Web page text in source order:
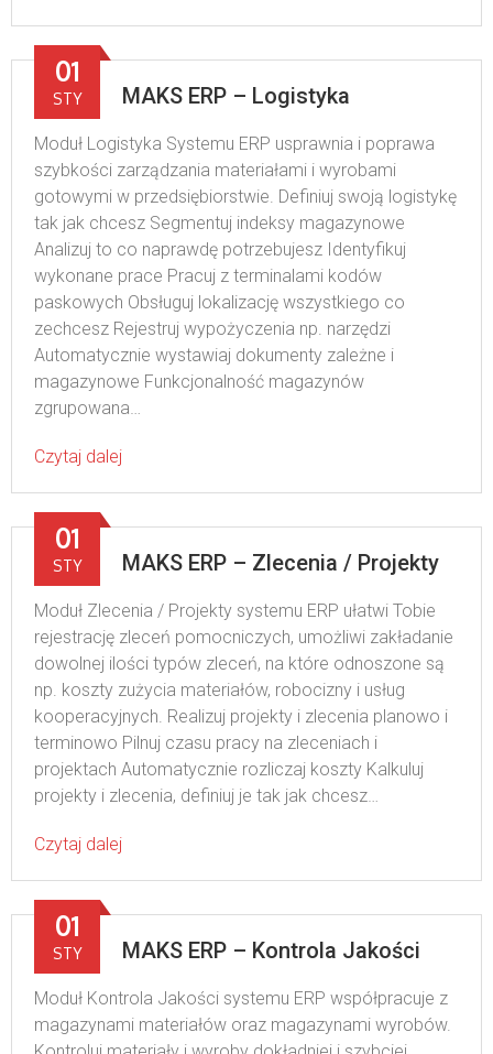
MAKS ERP – Logistyka
01
STY
Moduł Logistyka Systemu ERP usprawnia i poprawa
szybkości zarządzania materiałami i wyrobami
gotowymi w przedsiębiorstwie. Definiuj swoją logistykę
tak jak chcesz Segmentuj indeksy magazynowe
Analizuj to co naprawdę potrzebujesz Identyfikuj
wykonane prace Pracuj z terminalami kodów
paskowych Obsługuj lokalizację wszystkiego co
zechcesz Rejestruj wypożyczenia np. narzędzi
Automatycznie wystawiaj dokumenty zależne i
magazynowe Funkcjonalność magazynów
zgrupowana…
Czytaj dalej
MAKS ERP – Zlecenia / Projekty
01
STY
Moduł Zlecenia / Projekty systemu ERP ułatwi Tobie
rejestrację zleceń pomocniczych, umożliwi zakładanie
dowolnej ilości typów zleceń, na które odnoszone są
np. koszty zużycia materiałów, robocizny i usług
kooperacyjnych. Realizuj projekty i zlecenia planowo i
terminowo Pilnuj czasu pracy na zleceniach i
projektach Automatycznie rozliczaj koszty Kalkuluj
projekty i zlecenia, definiuj je tak jak chcesz…
Czytaj dalej
MAKS ERP – Kontrola Jakości
01
STY
Moduł Kontrola Jakości systemu ERP współpracuje z
magazynami materiałów oraz magazynami wyrobów.